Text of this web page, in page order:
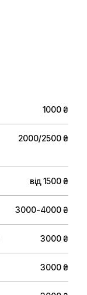
1000 ₴
2000/2500 ₴
від 1500 ₴
3000-4000 ₴
3000 ₴
3000 ₴